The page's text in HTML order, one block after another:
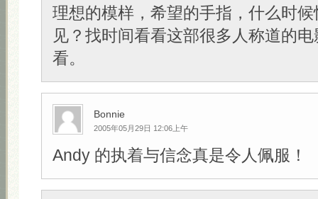
理想的模样，希望的手指，什么时
见？找时间看看这部很多人称道的
看。
Bonnie
2005年05月29日 12:06上午
Andy 的执着与信念真是令人佩服！